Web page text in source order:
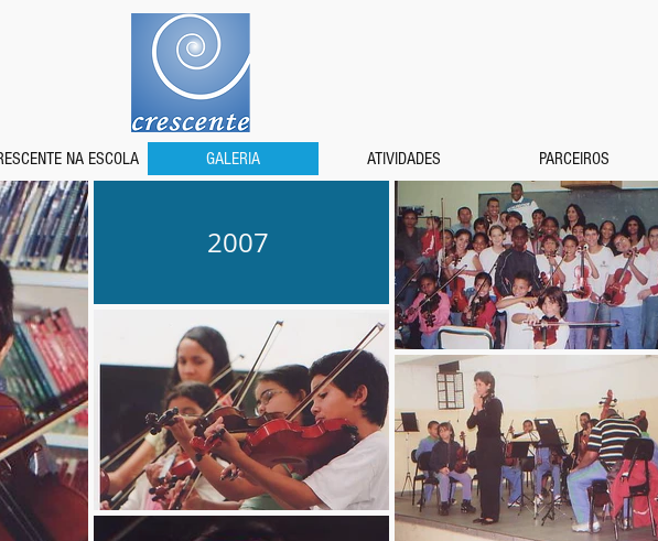
NA ESCOLA GALERIA ATIVIDADES PARCEIROS
2007